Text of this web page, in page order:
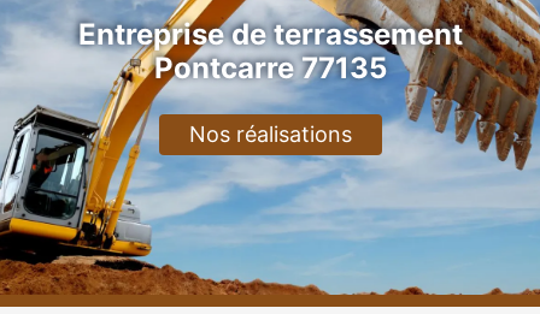
Entreprise de terrassement
Pontcarre 77135
Nos réalisations